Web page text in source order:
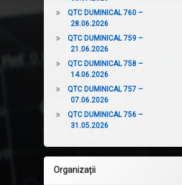
QTC DUMINICAL 760 –
28.06.2026
QTC DUMINICAL 759 –
21.06.2026
QTC DUMINICAL 758 –
14.06.2026
QTC DUMINICAL 757 –
07.06.2026
QTC DUMINICAL 756 –
31.05.2026
Organizații